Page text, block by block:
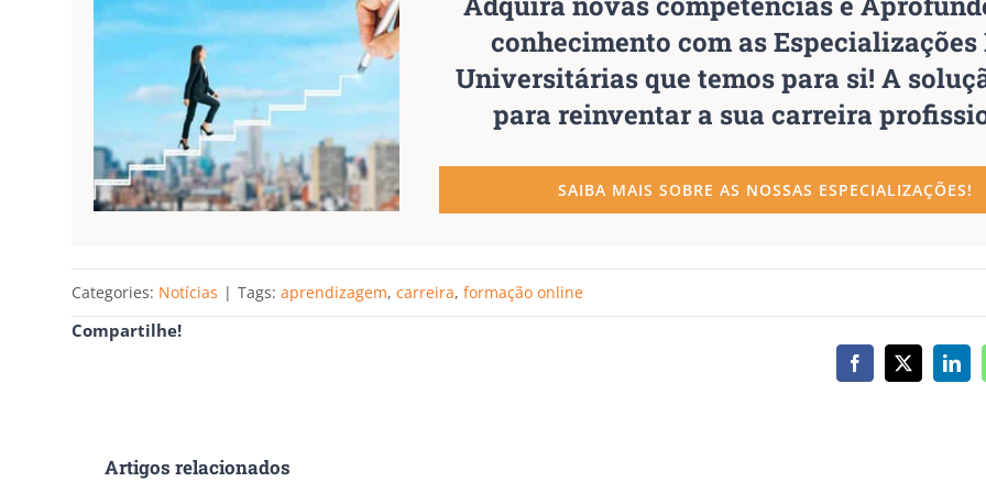
conhecimento com as Especializações
Universitárias que temos para si! A
para reinventar a sua carreira
SAIBA MAIS SOBRE AS NOSSAS ESPECIALIZAÇÕES!
Categories: Notícias | Tags: aprendizagem, carreira, formação online
Compartilhe!
Facebook
X
Artigos relacionados